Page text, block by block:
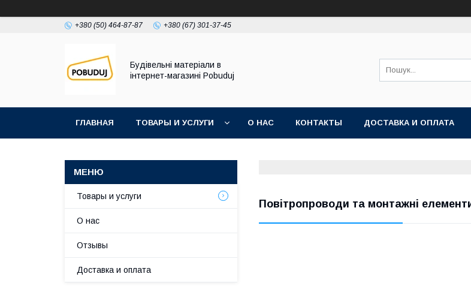
+380 (50) 464-87-87 +380 (67) 301-37-45
Будівельні матеріали в
інтернет-магазині Pobuduj
ГЛАВНАЯ ТОВАРЫ И УСЛУГИ О НАС КОНТАКТЫ ДОСТАВКА И ОПЛАТА
Повітропроводи та монтажні
Товары и услуги
О нас
Отзывы
Доставка и оплата